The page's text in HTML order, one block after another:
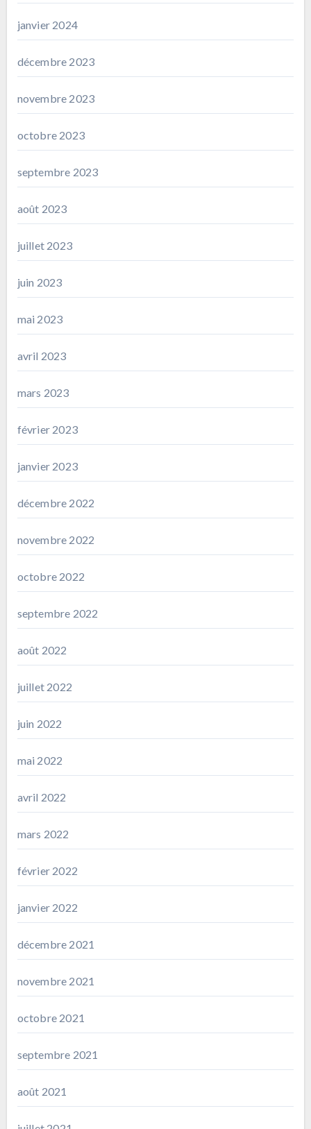
janvier 2024
décembre 2023
novembre 2023
octobre 2023
septembre 2023
août 2023
juillet 2023
juin 2023
mai 2023
avril 2023
mars 2023
février 2023
janvier 2023
décembre 2022
novembre 2022
octobre 2022
septembre 2022
août 2022
juillet 2022
juin 2022
mai 2022
avril 2022
mars 2022
février 2022
janvier 2022
décembre 2021
novembre 2021
octobre 2021
septembre 2021
août 2021